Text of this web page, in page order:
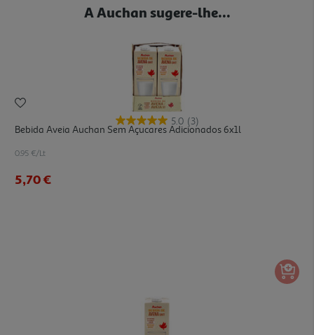
A Auchan sugere-lhe...
5.0 (3)
Bebida Aveia Auchan Sem Açucares Adicionados 6x1l
0.95 €/Lt
5,70 €